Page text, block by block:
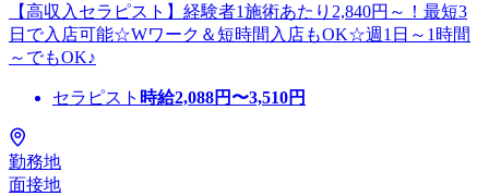
【高収入セラピスト】経験者1施術あたり2,840円～！最短3
日で入店可能☆Wワーク＆短時間入店もOK☆週1日～1時間
～でもOK♪
セラピスト 時給2,088円〜3,510円
勤務地
面接地